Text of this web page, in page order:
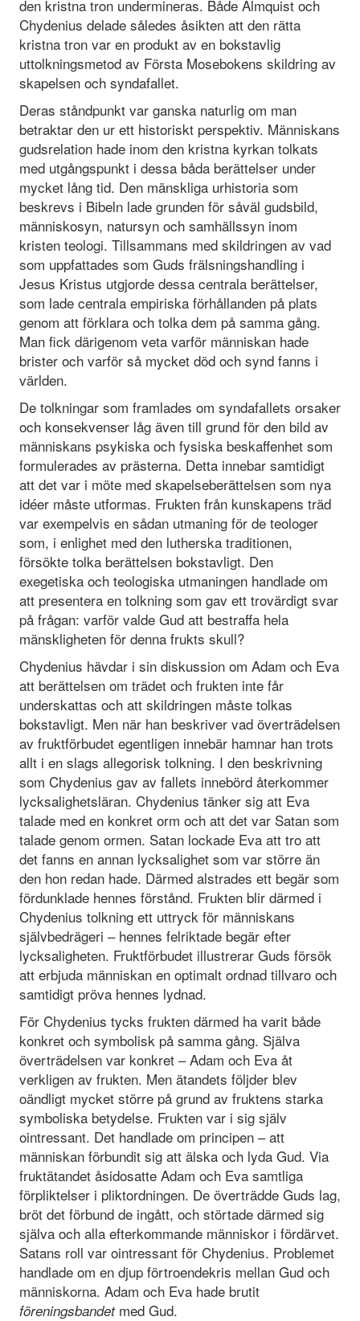
den kristna tron undermineras. Både Almquist och
Chydenius delade således åsikten att den rätta
kristna tron var en produkt av en bokstavlig
uttolkningsmetod av Första Mosebokens skildring av
skapelsen och syndafallet.
Deras ståndpunkt var ganska naturlig om man
betraktar den ur ett historiskt perspektiv. Människans
gudsrelation hade inom den kristna kyrkan tolkats
med utgångspunkt i dessa båda berättelser under
mycket lång tid. Den mänskliga urhistoria som
beskrevs i Bibeln lade grunden för såväl gudsbild,
människosyn, natursyn och samhällssyn inom
kristen teologi. Tillsammans med skildringen av vad
som uppfattades som Guds frälsningshandling i
Jesus Kristus utgjorde dessa centrala berättelser,
som lade centrala empiriska förhållanden på plats
genom att förklara och tolka dem på samma gång.
Man fick därigenom veta varför människan hade
brister och varför så mycket död och synd fanns i
världen.
De tolkningar som framlades om syndafallets orsaker
och konsekvenser låg även till grund för den bild av
människans psykiska och fysiska beskaffenhet som
formulerades av prästerna. Detta innebar samtidigt
att det var i möte med skapelseberättelsen som nya
idéer måste utformas. Frukten från kunskapens träd
var exempelvis en sådan utmaning för de teologer
som, i enlighet med den lutherska traditionen,
försökte tolka berättelsen bokstavligt. Den
exegetiska och teologiska utmaningen handlade om
att presentera en tolkning som gav ett trovärdigt svar
på frågan: varför valde Gud att bestraffa hela
mänskligheten för denna frukts skull?
Chydenius hävdar i sin diskussion om Adam och Eva
att berättelsen om trädet och frukten inte får
underskattas och att skildringen måste tolkas
bokstavligt. Men när han beskriver vad överträdelsen
av fruktförbudet egentligen innebär hamnar han trots
allt i en slags allegorisk tolkning. I den beskrivning
som Chydenius gav av fallets innebörd återkommer
lycksalighetsläran. Chydenius tänker sig att Eva
talade med en konkret orm och att det var Satan som
talade genom ormen. Satan lockade Eva att tro att
det fanns en annan lycksalighet som var större än
den hon redan hade. Därmed alstrades ett begär som
fördunklade hennes förstånd. Frukten blir därmed i
Chydenius tolkning ett uttryck för människans
självbedrägeri – hennes felriktade begär efter
lycksaligheten. Fruktförbudet illustrerar Guds försök
att erbjuda människan en optimalt ordnad tillvaro och
samtidigt pröva hennes lydnad.
För Chydenius tycks frukten därmed ha varit både
konkret och symbolisk på samma gång. Själva
överträdelsen var konkret – Adam och Eva åt
verkligen av frukten. Men ätandets följder blev
oändligt mycket större på grund av fruktens starka
symboliska betydelse. Frukten var i sig själv
ointressant. Det handlade om principen – att
människan förbundit sig att älska och lyda Gud. Via
fruktätandet åsidosatte Adam och Eva samtliga
förpliktelser i pliktordningen. De överträdde Guds lag,
bröt det förbund de ingått, och störtade därmed sig
själva och alla efterkommande människor i fördärvet.
Satans roll var ointressant för Chydenius. Problemet
handlade om en djup förtroendekris mellan Gud och
människorna. Adam och Eva hade brutit
föreningsbandetmed Gud.